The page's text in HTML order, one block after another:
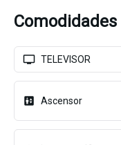
Comodidades
TELEVISOR
Ascensor